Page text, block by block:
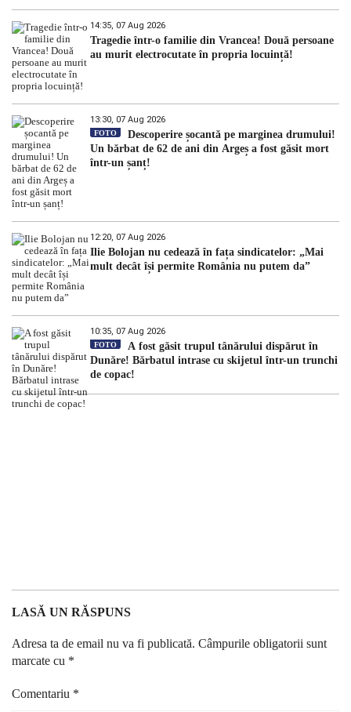
14:35, 07 Aug 2026
Tragedie într-o familie din Vrancea! Două persoane
au murit electrocutate în propria locuință!
13:30, 07 Aug 2026
FOTO
Descoperire șocantă pe marginea drumului!
Un bărbat de 62 de ani din Argeș a fost găsit mort
într-un șanț!
12:20, 07 Aug 2026
Ilie Bolojan nu cedează în fața sindicatelor: „Mai
mult decât își permite România nu putem da”
10:35, 07 Aug 2026
FOTO
A fost găsit trupul tânărului dispărut în
Dunăre! Bărbatul intrase cu skijetul într-un trunchi
de copac!
LASĂ UN RĂSPUNS
Adresa ta de email nu va fi publicată. Câmpurile obligatorii sunt
marcate cu *
Comentariu *